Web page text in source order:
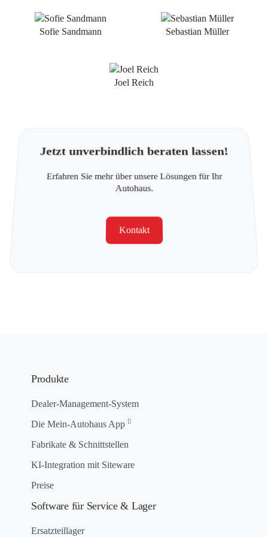
Sofie Sandmann Sebastian Müller
Joel Reich
Jetzt unverbindlich beraten lassen!
Erfahren Sie mehr über unsere Lösungen für Ihr
Autohaus.
Kontakt
Produkte
Dealer-Management-System
Die Mein-Autohaus App
Fabrikate & Schnittstellen
KI-Integration mit Siteware
Preise
Software für Service & Lager
Ersatzteillager